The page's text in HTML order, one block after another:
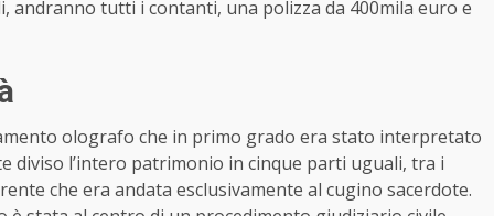
andranno tutti i contanti, una polizza da 400mila euro e
olografo che in primo grado era stato interpretato
diviso l’intero patrimonio in cinque parti uguali, tra i
che era andata esclusivamente al cugino sacerdote.